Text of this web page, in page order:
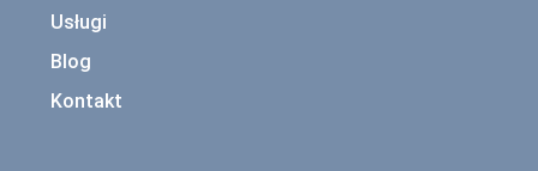
Usługi
Blog
Kontakt